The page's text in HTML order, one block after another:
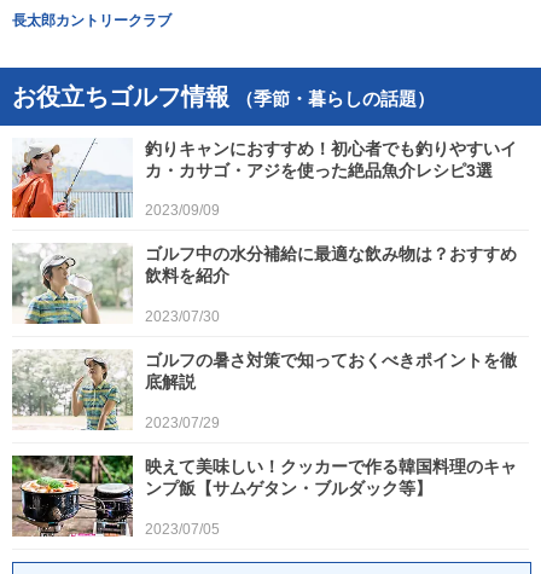
長太郎カントリークラブ
お役立ちゴルフ情報 （季節・暮らしの話題）
釣りキャンにおすすめ！初心者でも釣りやすいイ
カ・カサゴ・アジを使った絶品魚介レシピ3選
2023/09/09
ゴルフ中の水分補給に最適な飲み物は？おすすめ
飲料を紹介
2023/07/30
ゴルフの暑さ対策で知っておくべきポイントを徹
底解説
2023/07/29
映えて美味しい！クッカーで作る韓国料理のキャ
ンプ飯【サムゲタン・ブルダック等】
2023/07/05